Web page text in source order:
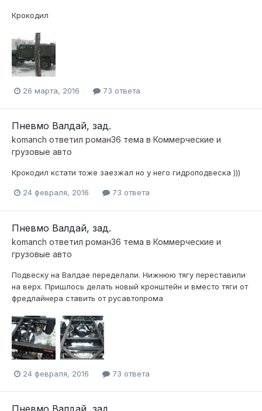
Крокодил
26 марта, 2016 73 ответа
Пневмо Валдай, зад.
komanch ответил роман36 тема в Коммерческие и
грузовые авто
Крокодил кстати тоже заезжал но у него гидроподвеска )))
24 февраля, 2016 73 ответа
Пневмо Валдай, зад.
komanch ответил роман36 тема в Коммерческие и
грузовые авто
Подвеску на Валдае переделали. Нижнюю тягу переставили
на верх. Пришлось делать новый кронштейн и вместо тяги от
фредлайнера ставить от русавтопрома
24 февраля, 2016 73 ответа
Пневмо Валдай, зад.